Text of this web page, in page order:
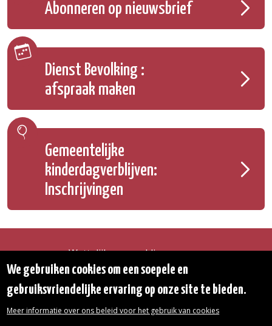
Abonneren op nieuwsbrief
Dienst Bevolking :
afspraak maken
Gemeentelijke
kinderdagverblijven:
Inschrijvingen
Wettelijke vermeldingen
Toegankelijkheidsverklaring
Toegang tot het Gemeentehuis
De gemeente diensten
We gebruiken cookies om een soepele en
gebruiksvriendelijke ervaring op onze site te bieden.
Meer informatie over ons beleid voor het gebruik van cookies